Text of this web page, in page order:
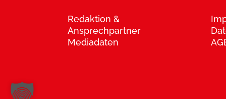
Redaktion &
Ansprechpartner
Mediadaten